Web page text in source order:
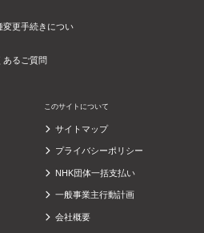
変更手続きについ
あるご質問
このサイトについて
サイトマップ
プライバシーポリシー
NHK団体一括支払い
一般事業主行動計画
会社概要